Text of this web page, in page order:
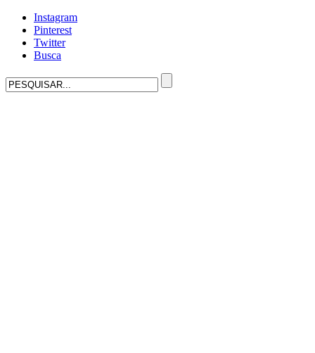
Instagram
Pinterest
Twitter
Busca